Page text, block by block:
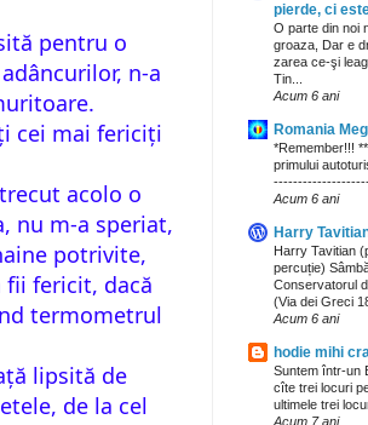
pentru o
n-a
cei mai fericiți
acolo o
nu m-a speriat,
potrivite,
fii fericit, dacă
termometrul
lipsită de
de la cel
pierde, ci
O parte din noi
groaza, Dar e
zarea ce-şi
Tin...
Acum 6 ani
Romania
*Remember!!!
primului
--------------------
Acum 6 ani
Harry
Harry Tavitian
percuție)
Conservatorul
(Via dei Greci
Acum 6 ani
hodie mihi
Suntem într-un
cîte trei locuri
ultimele trei
Acum 7 ani